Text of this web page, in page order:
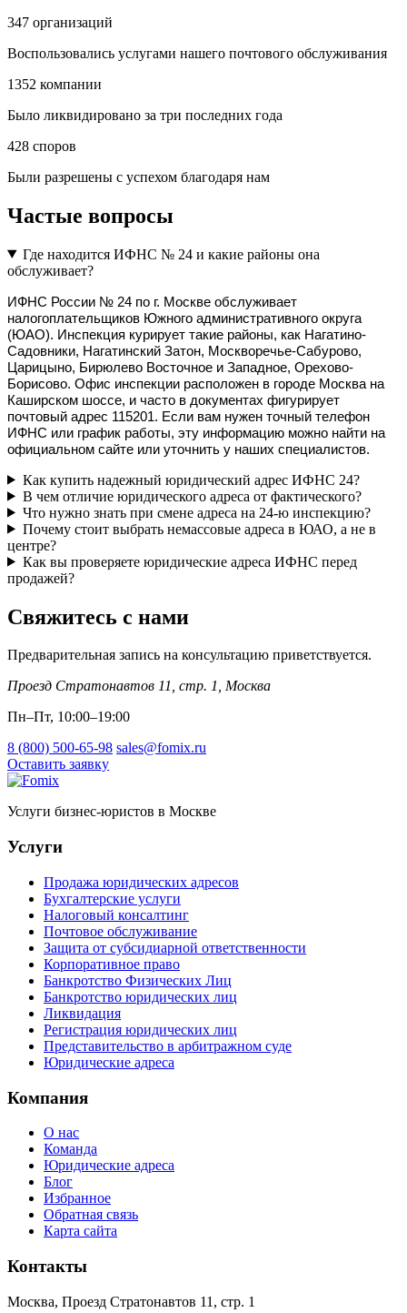
347 организаций
Воспользовались услугами нашего почтового обслуживания
1352 компании
Было ликвидировано за три последних года
428 споров
Были разрешены с успехом благодаря нам
Частые вопросы
Где находится ИФНС № 24 и какие районы она
обслуживает?
ИФНС России № 24 по г. Москве обслуживает
налогоплательщиков Южного административного округа
(ЮАО). Инспекция курирует такие районы, как Нагатино-
Садовники, Нагатинский Затон, Москворечье-Сабурово,
Царицыно, Бирюлево Восточное и Западное, Орехово-
Борисово. Офис инспекции расположен в городе Москва на
Каширском шоссе, и часто в документах фигурирует
почтовый адрес 115201. Если вам нужен точный телефон
ИФНС или график работы, эту информацию можно найти на
официальном сайте или уточнить у наших специалистов.
Как купить надежный юридический адрес ИФНС 24?
В чем отличие юридического адреса от фактического?
Что нужно знать при смене адреса на 24-ю инспекцию?
Почему стоит выбрать немассовые адреса в ЮАО, а не в
центре?
Как вы проверяете юридические адреса ИФНС перед
продажей?
Свяжитесь с нами
Предварительная запись на консультацию приветствуется.
Проезд Стратонавтов 11, стр. 1, Москва
Пн–Пт, 10:00–19:00
8 (800) 500-65-98 sales@fomix.ru
Оставить заявку
Услуги бизнес-юристов в Москве
Услуги
Продажа юридических адресов
Бухгалтерские услуги
Налоговый консалтинг
Почтовое обслуживание
Защита от субсидиарной ответственности
Корпоративное право
Банкротство Физических Лиц
Банкротство юридических лиц
Ликвидация
Регистрация юридических лиц
Представительство в арбитражном суде
Юридические адреса
Компания
О нас
Команда
Юридические адреса
Блог
Избранное
Обратная связь
Карта сайта
Контакты
Москва, Проезд Стратонавтов 11, стр. 1